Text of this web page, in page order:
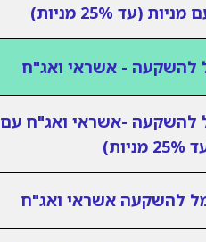
(עד 25% מניות)
להשקעה - אשראי ואג"ח
להשקעה -אשראי ואג"ח עם
להשקעה אשראי ואג"ח